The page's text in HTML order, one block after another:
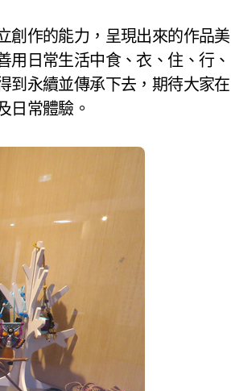
創作的能力，呈現出來的作品美
日常生活中食、衣、住、行、
到永續並傳承下去，期待大家在
日常體驗。